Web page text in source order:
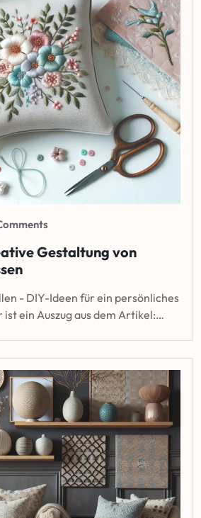
Gestaltung von
- DIY-Ideen für ein persönliches
ein Auszug aus dem Artikel:…